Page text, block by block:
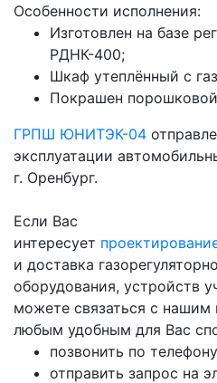
Особенности исполнения:
Изготовлен на базе
РДНК-400;
Шкаф утеплённый с
Покрашен
ГРПШ ЮНИТЭК-04
эксплуатации
г. Оренбург.
Если Вас
интересует
и доставка
оборудования, устройств
можете связаться с
любым удобным для Вас
позвонить по телефону
отправить запрос на